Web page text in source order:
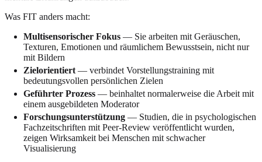
Was FIT anders macht:
Multisensorischer Fokus — Sie arbeiten mit Geräuschen,
Texturen, Emotionen und räumlichem Bewusstsein, nicht nur
mit Bildern
Zielorientiert — verbindet Vorstellungstraining mit
bedeutungsvollen persönlichen Zielen
Geführter Prozess — beinhaltet normalerweise die Arbeit mit
einem ausgebildeten Moderator
Forschungsunterstützung — Studien, die in psychologischen
Fachzeitschriften mit Peer-Review veröffentlicht wurden,
zeigen Wirksamkeit bei Menschen mit schwacher
Visualisierung